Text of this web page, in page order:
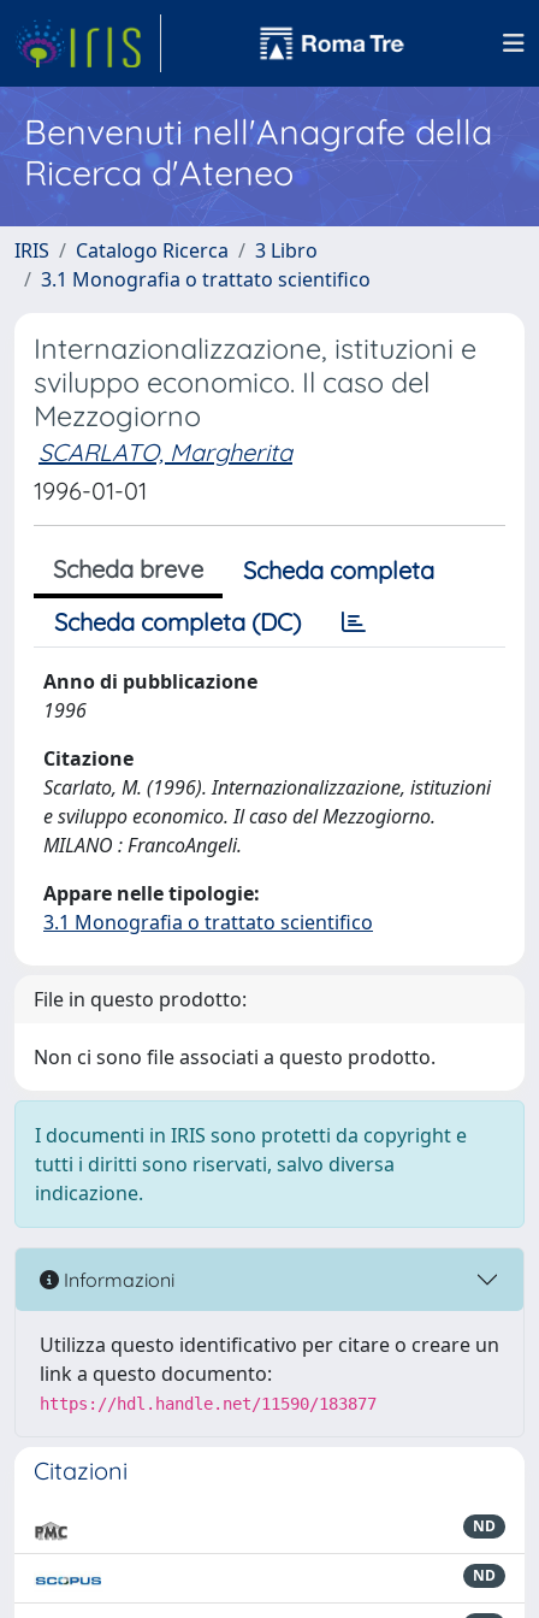
Benvenuti nell'Anagrafe della
Ricerca d'Ateneo
IRIS Catalogo Ricerca
3 Libro
3.1 Monografia o trattato scientifico
Internazionalizzazione, istituzioni e
sviluppo economico. Il caso del
Mezzogiorno
SCARLATO, Margherita
1996-01-01
Scheda breve
Scheda completa
Scheda completa (DC)
Anno di pubblicazione
1996
Citazione
Scarlato, M. (1996). Internazionalizzazione, istituzioni
e sviluppo economico. Il caso del Mezzogiorno.
MILANO : FrancoAngeli.
Appare nelle tipologie:
3.1 Monografia o trattato scientifico
File in questo prodotto:
Non ci sono file associati a questo prodotto.
I documenti in IRIS sono protetti da copyright e
tutti i diritti sono riservati, salvo diversa
indicazione.
Informazioni
Utilizza questo identificativo per citare o creare un
link a questo documento:
https://hdl.handle.net/11590/183877
Citazioni
ND
ND